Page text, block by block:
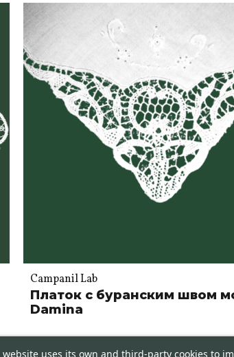
Campanil Lab
Платок с буранским швом
Damina
website uses its own and third-party cookies to